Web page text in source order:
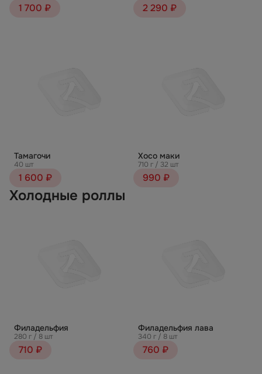
1 700 ₽ 2 290 ₽
Тамагочи
40 шт
1 600 ₽
Хосо маки
710 г / 32 шт
990 ₽
Холодные роллы
Филадельфия
280 г / 8 шт
710 ₽
Филадельфия лава
340 г / 8 шт
760 ₽